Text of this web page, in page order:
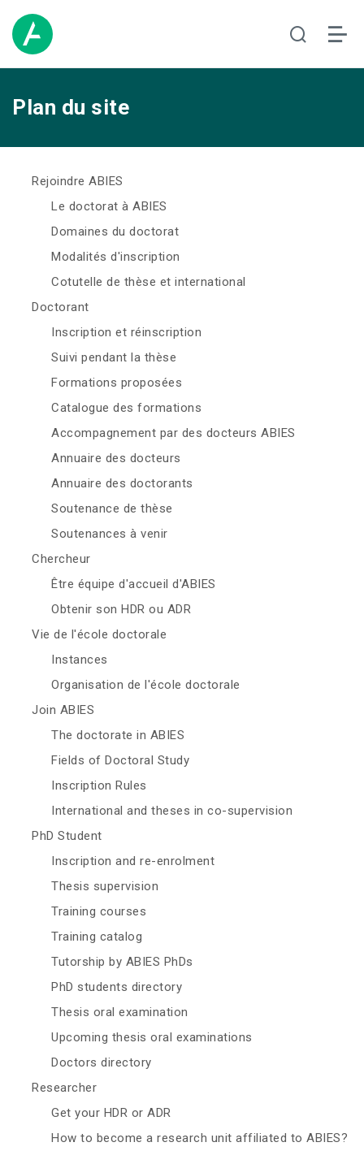
Plan du site
Rejoindre ABIES
Le doctorat à ABIES
Domaines du doctorat
Modalités d'inscription
Cotutelle de thèse et international
Doctorant
Inscription et réinscription
Suivi pendant la thèse
Formations proposées
Catalogue des formations
Accompagnement par des docteurs ABIES
Annuaire des docteurs
Annuaire des doctorants
Soutenance de thèse
Soutenances à venir
Chercheur
Être équipe d'accueil d'ABIES
Obtenir son HDR ou ADR
Vie de l'école doctorale
Instances
Organisation de l'école doctorale
Join ABIES
The doctorate in ABIES
Fields of Doctoral Study
Inscription Rules
International and theses in co-supervision
PhD Student
Inscription and re-enrolment
Thesis supervision
Training courses
Training catalog
Tutorship by ABIES PhDs
PhD students directory
Thesis oral examination
Upcoming thesis oral examinations
Doctors directory
Researcher
Get your HDR or ADR
How to become a research unit affiliated to ABIES?